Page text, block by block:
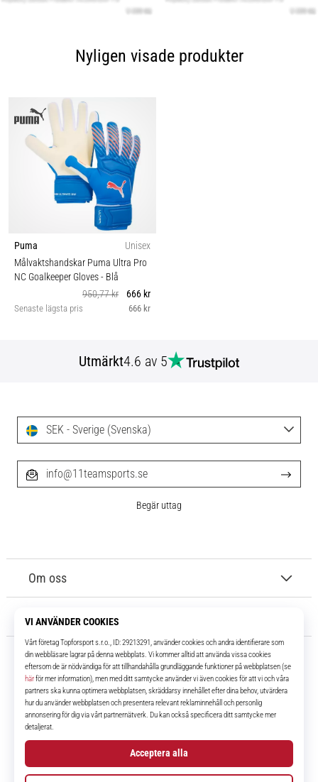
Nyligen visade produkter
Puma
Unisex
Målvaktshandskar Puma Ultra Pro
NC Goalkeeper Gloves- Blå
950,77 kr
666 kr
Senaste lägsta pris 666 kr
Utmärkt4.6 av 5
11teamsports.se
I över 16 år har vi varit dina lagkamrater, vilket ger dig de bästa och
senaste fotbollsprodukterna.
FacebookInstagramYouTube
Om oss
Kundtjänst
SEK - Sverige (Svenska)
info@11teamsports.se
Begär uttag